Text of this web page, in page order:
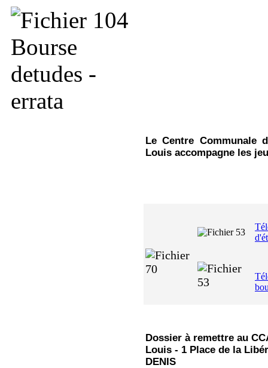
Le Centre Communale
Louis accompagne les
Dossier à remettre au
Louis - 1 Place de la
DENIS